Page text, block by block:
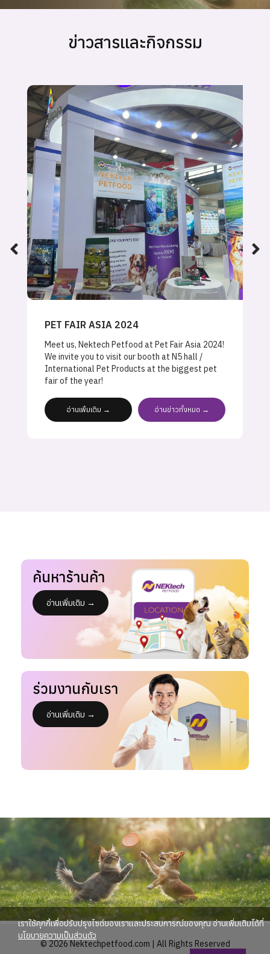
ข่าวสารและกิจกรรม
PET FAIR ASIA 2024
Meet us, Nektech Petfood at Pet Fair Asia 2024!
We invite you to visit our booth at N5 hall /
International Pet Products at the biggest pet
fair of the year!
อ่านเพิ่มเติม → อ่านข่าวทั้งหมด →
ค้นหาร้านค้า
อ่านเพิ่มเติม →
ร่วมงานกับเรา
อ่านเพิ่มเติม →
© 2026 Nektechpetfood.com | All Rights Reserved
เราใช้คุกกี้เพื่อปรับปรุงไซต์ของเราและประสบการณ์ของคุณ อ่านเพิ่มเติมได้ที่
นโยบายความเป็นส่วนตัว